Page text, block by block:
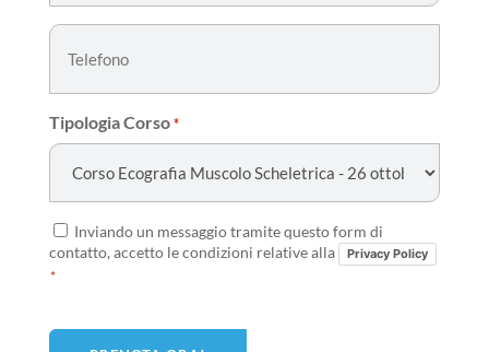
Telefono
Tipologia Corso *
Consenso
*
Inviando un messaggio tramite questo form di
contatto, accetto le condizioni relative alla
Privacy Policy
*